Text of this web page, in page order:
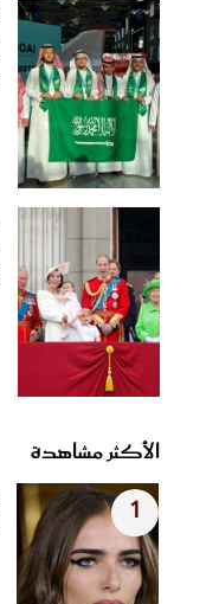
الأكثر مشاهدة
1